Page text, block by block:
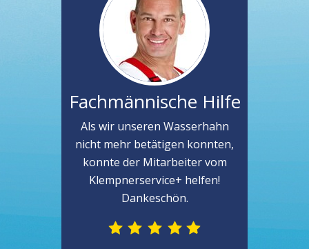
Fachmännische Hilfe
Als wir unseren Wasserhahn
nicht mehr betätigen konnten,
konnte der Mitarbeiter vom
Klempnerservice+ helfen!
Dankeschön.